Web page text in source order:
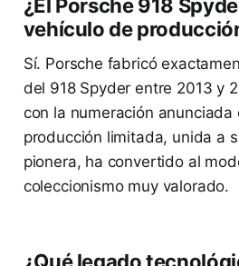
¿El Porsche 918
vehículo de
Sí. Porsche fabricó
del 918 Spyder entre 2013 y
con la numeración anunciada
producción limitada, unida a
pionera, ha convertido al
coleccionismo muy valorado.
¿Qué legado